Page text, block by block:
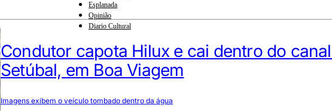
Esplanada
Opinião
Diario Cultural
Condutor capota Hilux e cai dentro do
Setúbal, em Boa Viagem
Imagens exibem o veículo tombado dentro da água